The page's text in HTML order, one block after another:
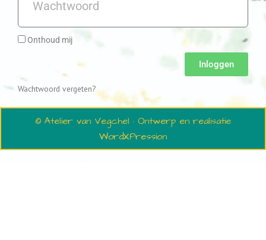
Onthoud mij
Inloggen
Wachtwoord vergeten?
© Atelier van Vegchel · Ontwerp en realisatie
WordXPression